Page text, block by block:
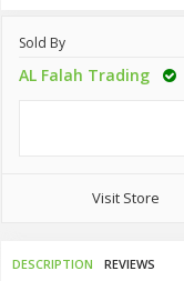
Sold By
AL Falah Trading
Visit Store
DESCRIPTION REVIEWS